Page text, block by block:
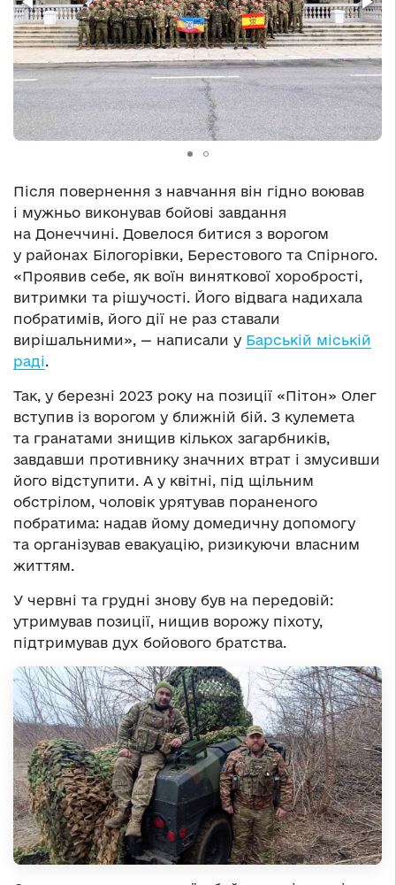
Після повернення з навчання він гідно воював
і мужньо виконував бойові завдання
на Донеччині. Довелося битися з ворогом
у районах Білогорівки, Берестового та Спірного.
«Проявив себе, як воїн виняткової хоробрості,
витримки та рішучості. Його відвага надихала
побратимів, його дії не раз ставали
вирішальними», — написали у Барській міській
раді.
Так, у березні 2023 року на позиції «Пітон» Олег
вступив із ворогом у ближній бій. З кулемета
та гранатами знищив кількох загарбників,
завдавши противнику значних втрат і змусивши
його відступити. А у квітні, під щільним
обстрілом, чоловік урятував пораненого
побратима: надав йому домедичну допомогу
та організував евакуацію, ризикуючи власним
життям.
У червні та грудні знову був на передовій:
утримував позиції, нищив ворожу піхоту,
підтримував дух бойового братства.